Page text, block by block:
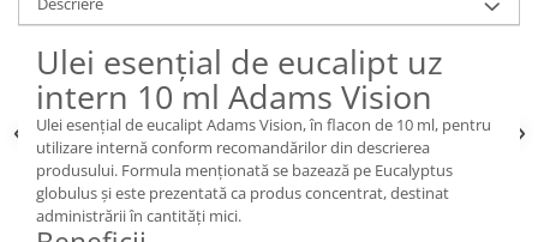
Ulei esențial de eucalipt uz
intern 10 ml Adams Vision
Ulei esențial de eucalipt Adams Vision, în flacon de 10 ml, pentru
utilizare internă conform recomandărilor din descrierea
produsului. Formula menționată se bazează pe Eucalyptus
globulus și este prezentată ca produs concentrat, destinat
administrării în cantități mici.